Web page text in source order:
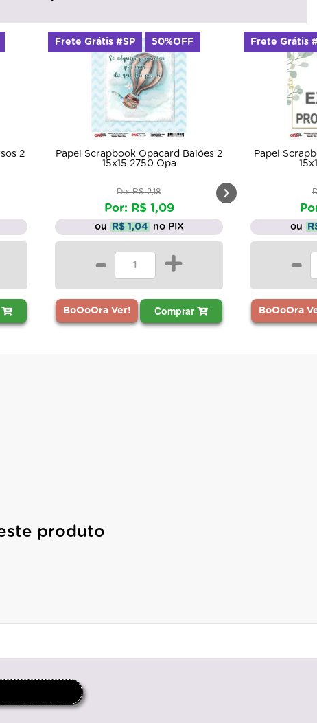
2
Papel Scrapbook Opacard Balões 2
15x15 2750 Opa
De: R$ 2,18
Por: R$ 1,09
ou R$ 1,04 no PIX
- +
BoOoOra Ver! Comprar
Frete Grátis #SP 50%OFF
Papel
ou
-
BoOoOra
Frete Grátis
produto